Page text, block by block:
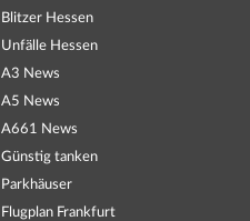
Blitzer Hessen
Unfälle Hessen
A3 News
A5 News
A661 News
Günstig tanken
Parkhäuser
Flugplan Frankfurt